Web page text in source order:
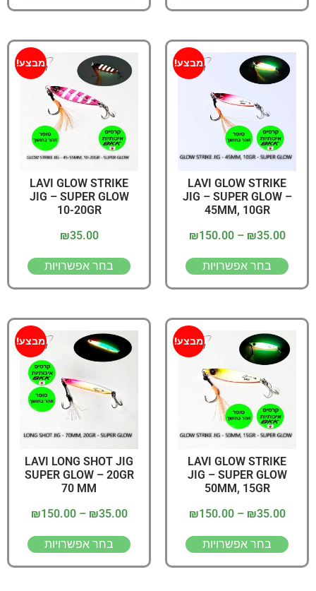
מבצע!
LAVI GLOW STRIKE
JIG – SUPER GLOW –
45MM, 10GR
₪35.00
–
₪150.00
בחר אפשרויות
מבצע!
LAVI GLOW STRIKE
JIG – SUPER GLOW
10-20GR
₪35.00
בחר אפשרויות
מבצע!
LAVI GLOW STRIKE
JIG – SUPER GLOW
50MM, 15GR
₪35.00
–
₪150.00
בחר אפשרויות
מבצע!
LAVI LONG SHOT JIG
SUPER GLOW – 20GR
70 MM
₪35.00
–
₪150.00
בחר אפשרויות